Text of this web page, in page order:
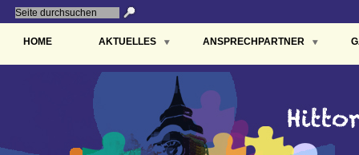
HOME AKTUELLES ANSPRECHPARTNER